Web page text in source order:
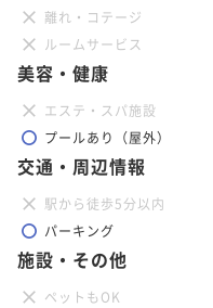
離れ・コテージ
ルームサービス
美容・健康
エステ・スパ施設
プールあり（屋外）
交通・周辺情報
駅から徒歩5分以内
パーキング
施設・その他
ペットもOK